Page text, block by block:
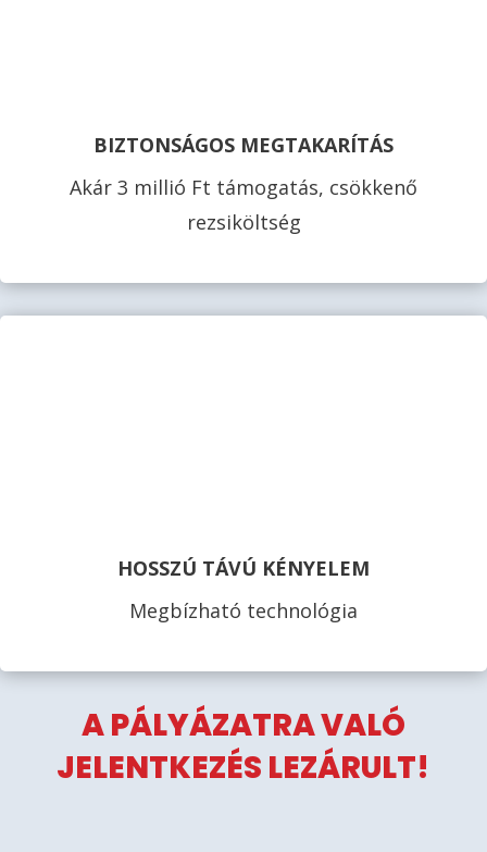
BIZTONSÁGOS MEGTAKARÍTÁS
Akár 3 millió Ft támogatás, csökkenő
rezsiköltség
HOSSZÚ TÁVÚ KÉNYELEM
Megbízható technológia
A PÁLYÁZATRA VALÓ
JELENTKEZÉS LEZÁRULT!